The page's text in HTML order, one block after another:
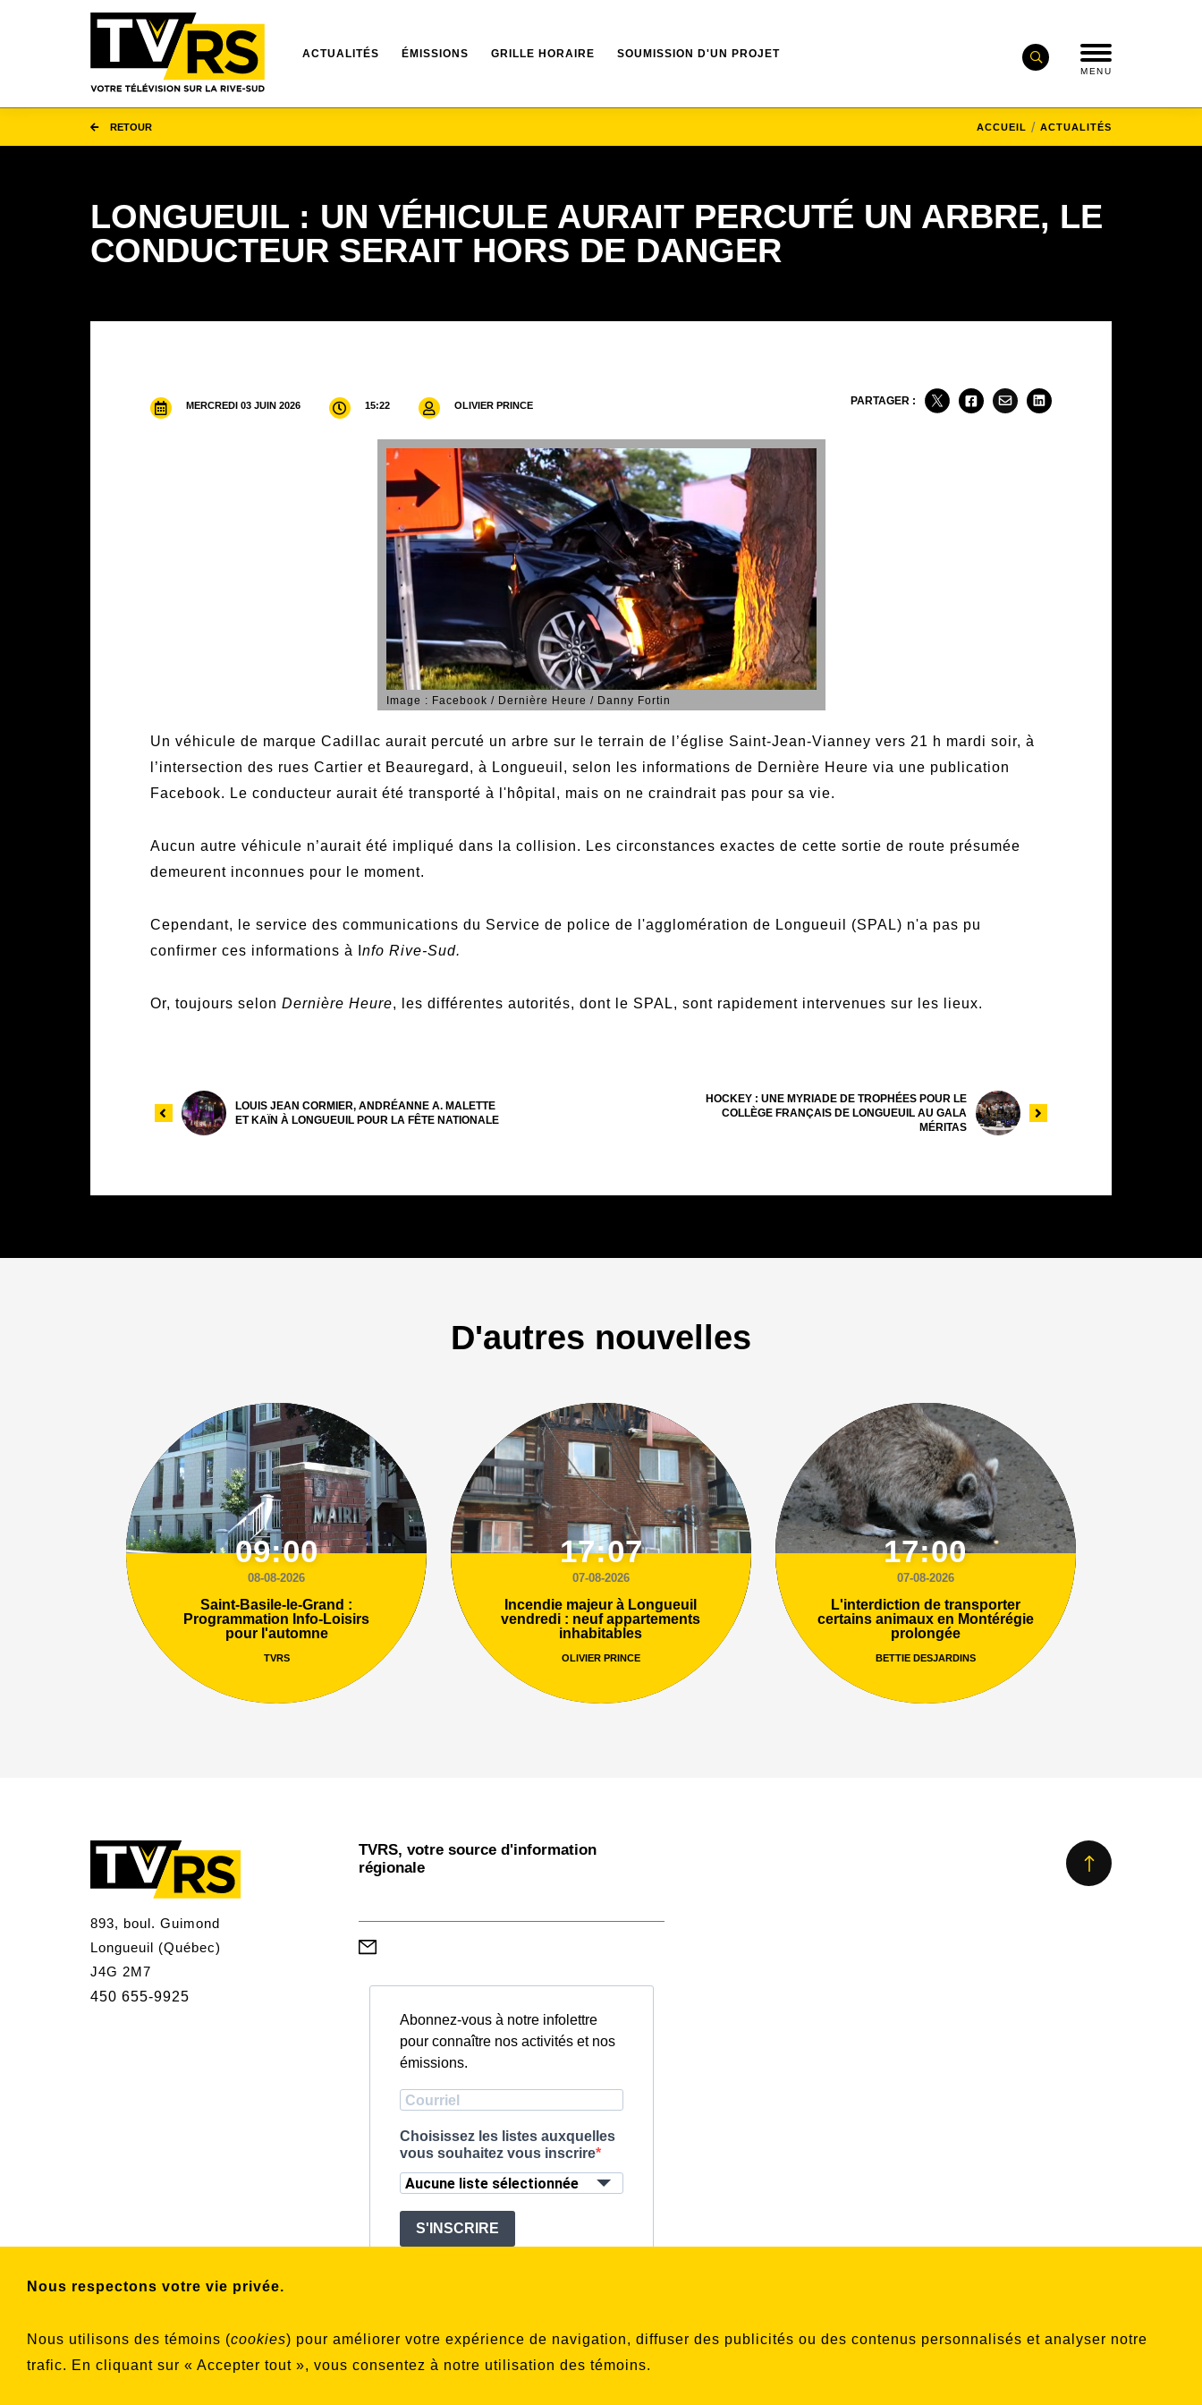
Nous respectons votre vie privée.
Nous utilisons des témoins (cookies) pour améliorer votre expérience de navigation, diffuser des publicités ou des contenus personnalisés et analyser notre
trafic. En cliquant sur « Accepter tout », vous consentez à notre utilisation des témoins.
ACTUALITÉS ÉMISSIONS GRILLE HORAIRE SOUMISSION D'UN PROJET
MENU
RETOUR ACCUEIL ACTUALITÉS
LONGUEUIL : UN VÉHICULE AURAIT PERCUTÉ UN ARBRE, LE
CONDUCTEUR SERAIT HORS DE DANGER
MERCREDI 03 JUIN 2026 15:22 OLIVIER PRINCE PARTAGER :
Image : Facebook / Dernière Heure / Danny Fortin
Un véhicule de marque Cadillac aurait percuté un arbre sur le terrain de l’église Saint-Jean-Vianney vers 21 h mardi soir, à
l’intersection des rues Cartier et Beauregard, à Longueuil, selon les informations de Dernière Heure via une publication
Facebook. Le conducteur aurait été transporté à l'hôpital, mais on ne craindrait pas pour sa vie.
Aucun autre véhicule n’aurait été impliqué dans la collision. Les circonstances exactes de cette sortie de route présumée
demeurent inconnues pour le moment.
Cependant, le service des communications du Service de police de l'agglomération de Longueuil (SPAL) n'a pas pu
confirmer ces informations à Info Rive-Sud.
Or, toujours selon Dernière Heure, les différentes autorités, dont le SPAL, sont rapidement intervenues sur les lieux.
LOUIS JEAN CORMIER, ANDRÉANNE A. MALETTE
ET KAÏN À LONGUEUIL POUR LA FÊTE NATIONALE
HOCKEY : UNE MYRIADE DE TROPHÉES POUR LE
COLLÈGE FRANÇAIS DE LONGUEUIL AU GALA
MÉRITAS
D'autres nouvelles
09:00
08-08-2026
Saint-Basile-le-Grand :
Programmation Info-Loisirs
pour l'automne
TVRS
17:07
07-08-2026
Incendie majeur à Longueuil
vendredi : neuf appartements
inhabitables
OLIVIER PRINCE
17:00
07-08-2026
L'interdiction de transporter
certains animaux en Montérégie
prolongée
BETTIE DESJARDINS
893, boul. Guimond
Longueuil (Québec)
J4G 2M7
450 655-9925
TVRS, votre source d'information
régionale
Abonnez-vous à notre infolettre
pour connaître nos activités et nos
émissions.
Choisissez les listes auxquelles
vous souhaitez vous inscrire
Aucune liste sélectionnée
S'INSCRIRE